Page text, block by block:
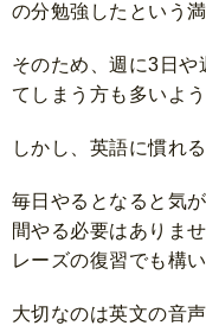
の分勉強したという
そのため、週に3日や
てしまう方も多いよう
しかし、英語に慣れ
毎日やるとなると気
間やる必要はありま
レーズの復習でも構い
大切なのは英文の音